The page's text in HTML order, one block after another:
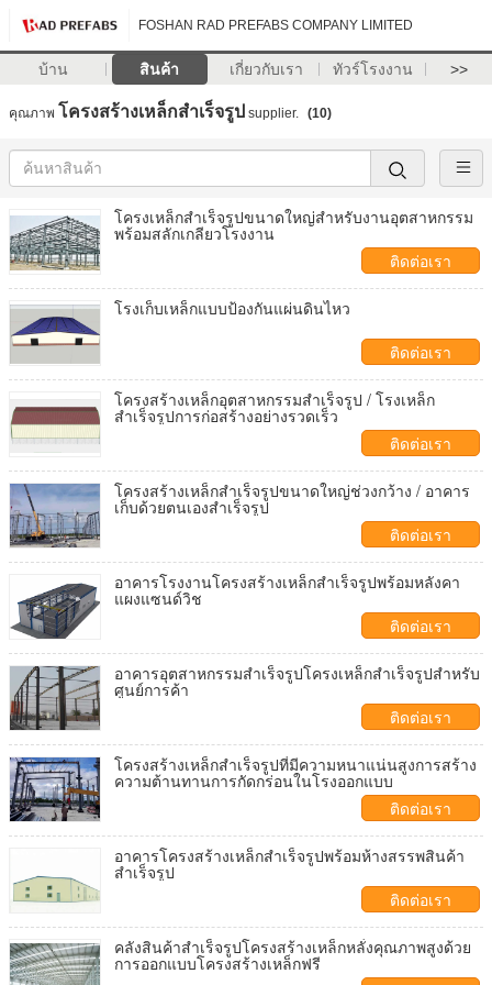
FOSHAN RAD PREFABS COMPANY LIMITED
บ้าน สินค้า เกี่ยวกับเรา ทัวร์โรงงาน >>
คุณภาพ โครงสร้างเหล็กสำเร็จรูป supplier. (10)
โครงเหล็กสำเร็จรูปขนาดใหญ่สำหรับงานอุตสาหกรรม
พร้อมสลักเกลียวโรงงาน
ติดต่อเรา
โรงเก็บเหล็กแบบป้องกันแผ่นดินไหว
ติดต่อเรา
โครงสร้างเหล็กอุตสาหกรรมสำเร็จรูป / โรงเหล็ก
สำเร็จรูปการก่อสร้างอย่างรวดเร็ว
ติดต่อเรา
โครงสร้างเหล็กสำเร็จรูปขนาดใหญ่ช่วงกว้าง / อาคาร
เก็บด้วยตนเองสำเร็จรูป
ติดต่อเรา
อาคารโรงงานโครงสร้างเหล็กสำเร็จรูปพร้อมหลังคา
แผงแซนด์วิช
ติดต่อเรา
อาคารอุตสาหกรรมสำเร็จรูปโครงเหล็กสำเร็จรูปสำหรับ
ศูนย์การค้า
ติดต่อเรา
โครงสร้างเหล็กสำเร็จรูปที่มีความหนาแน่นสูงการสร้าง
ความต้านทานการกัดกร่อนในโรงออกแบบ
ติดต่อเรา
อาคารโครงสร้างเหล็กสำเร็จรูปพร้อมห้างสรรพสินค้า
สำเร็จรูป
ติดต่อเรา
คลังสินค้าสำเร็จรูปโครงสร้างเหล็กหลั่งคุณภาพสูงด้วย
การออกแบบโครงสร้างเหล็กฟรี